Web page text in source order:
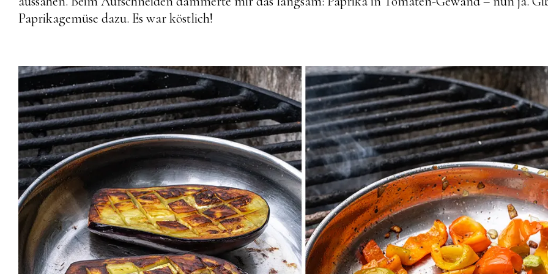
Paprikagemüse dazu. Es war köstlich!